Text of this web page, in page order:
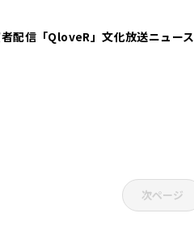
配信「QloveR」文化放送ニュース
次ページ